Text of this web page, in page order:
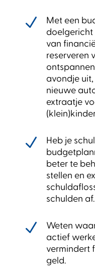
N
Met een
doelgericht
van
reserveren
avondje
nieuwe
extraatje
N
Heb je
beter te
stellen en
schulden af.
N
Weten
actief
vermindert
geld.